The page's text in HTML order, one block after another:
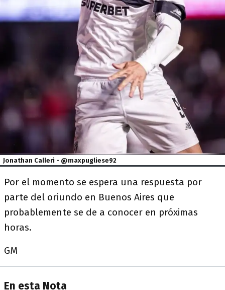
Jonathan Calleri - @maxpugliese92
Por el momento se espera una respuesta por
parte del oriundo en Buenos Aires que
probablemente se de a conocer en próximas
horas.
GM
En esta Nota